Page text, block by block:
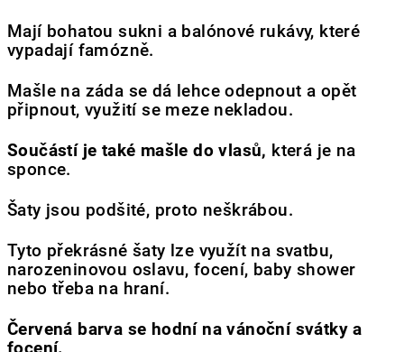
Mají bohatou sukni a balónové rukávy, které
vypadají famózně.
Mašle na záda se dá lehce odepnout a opět
připnout, využití se meze nekladou.
Součástí je také mašle do vlasů, která je na
sponce.
Šaty jsou podšité, proto neškrábou.
Tyto překrásné šaty lze využít na svatbu,
narozeninovou oslavu, focení, baby shower
nebo třeba na hraní.
Červená barva se hodní na vánoční svátky a